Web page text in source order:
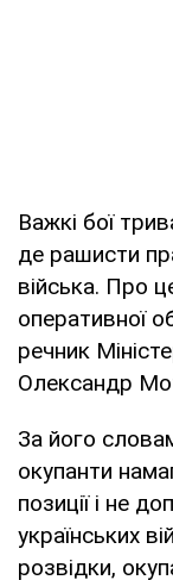
Важкі бої
де рашисти
війська. Про
оперативної
речник
Олександр
За його
окупанти
позиції і не
українських
розвідки,